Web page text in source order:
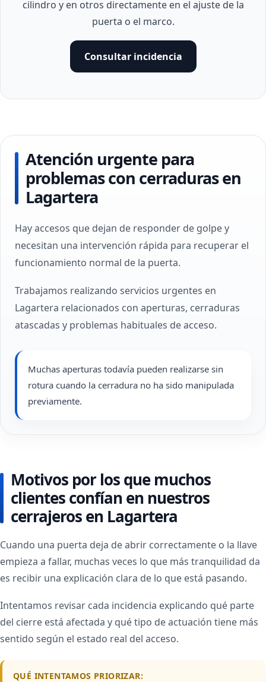
cilindro y en otros directamente en el ajuste de la
puerta o el marco.
Consultar incidencia
Atención urgente para
problemas con cerraduras en
Lagartera
Hay accesos que dejan de responder de golpe y
necesitan una intervención rápida para recuperar el
funcionamiento normal de la puerta.
Trabajamos realizando servicios urgentes en
Lagartera relacionados con aperturas, cerraduras
atascadas y problemas habituales de acceso.
Muchas aperturas todavía pueden realizarse sin
rotura cuando la cerradura no ha sido manipulada
previamente.
Motivos por los que muchos
clientes confían en nuestros
cerrajeros en Lagartera
Cuando una puerta deja de abrir correctamente o la llave
empieza a fallar, muchas veces lo que más tranquilidad da
es recibir una explicación clara de lo que está pasando.
Intentamos revisar cada incidencia explicando qué parte
del cierre está afectada y qué tipo de actuación tiene más
sentido según el estado real del acceso.
QUÉ INTENTAMOS PRIORIZAR: